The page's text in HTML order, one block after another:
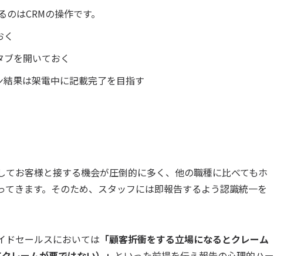
はCRMの操作です。
を開いておく
果は架電中に記載完了を目指す
お客様と接する機会が圧倒的に多く、他の職種に比べてもホ
きます。そのため、スタッフには即報告するよう認識統一を
ドセールスにおいては 「顧客折衝をする立場になるとクレーム